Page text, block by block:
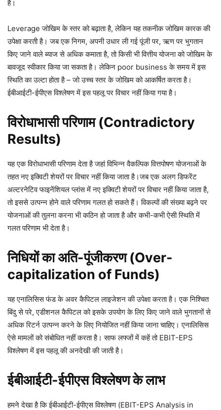
है।
Leverage जोखिम के स्तर को बढ़ाता है, लेकिन यह तकनीक जोखिम कारक की
उपेक्षा करती है। जब एक निगम, अपनी उधार ली गई पूंजी पर, ऋण पर भुगतान
किए जाने वाले ब्याज से अधिक कमाता है, तो किसी भी वित्तीय योजना को जोखिम के
बावजूद स्वीकार किया जा सकता है। लेकिन poor business के समय में इस
स्थिति का उल्टा होता है – जो उच्च स्तर के जोखिम को आकर्षित करता है।
ईबीआईटी-ईपीएस विश्लेषण में इस पहलू पर विचार नहीं किया गया है।
विरोधाभासी परिणाम (Contradictory
Results)
यह एक विरोधाभासी परिणाम देता है जहां विभिन्न वैकल्पिक वित्तपोषण योजनाओं के
तहत नए इक्विटी शेयरों पर विचार नहीं किया जाता है।जब एक अलग डिफरेंट
अल्टरनेटिव फाइनेंशियल प्लांस में नए इक्विटी शेयरों पर विचार नहीं किया जाता है,
तो इससे उत्पन्न होने वाले परिणाम गलत हो सकते हैं। विकल्पों की संख्या बढ़ने पर
योजनाओं की तुलना करना भी कठिन हो जाता है और कभी-कभी ऐसी स्थिति में
गलत परिणाम भी देता है।
निधियों का अति-पूंजीकरण (Over-
capitalization of Funds)
यह एनालिसिस फंड के अवर कैपिटल लाइजेशन की उपेक्षा करता है। एक निश्चित
बिंदु से परे, एडीशनल कैपिटल को इसके उपयोग के लिए किए जाने वाले भुगतानों से
अधिक रिटर्न उत्पन्न करने के लिए नियोजित नहीं किया जाना चाहिए। एनालिसिस
ऐसे मामलों को संबोधित नहीं करता है। साफ लफ्जों में कहें तो EBIT-EPS
विश्लेषण में इस पहलू की अनदेखी की जाती है।
ईबीआईटी-ईपीएस विश्लेषण के लाभ
हमने देखा है कि ईबीआईटी-ईपीएस विश्लेषण (EBIT-EPS Analysis in